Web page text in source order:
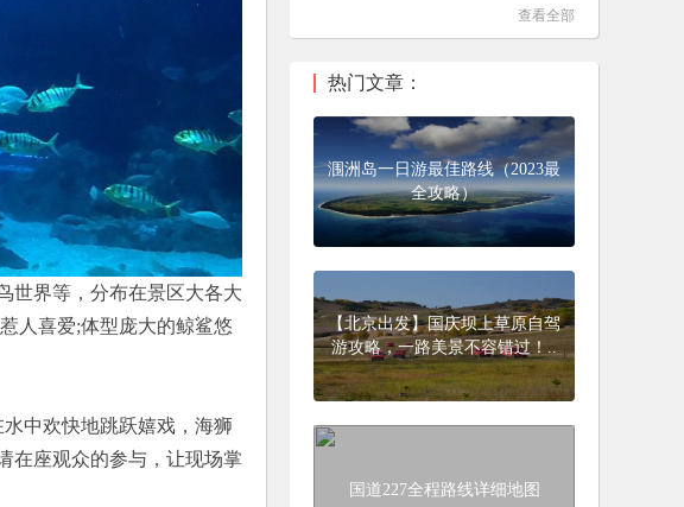
世界等，分布在景区大各大
人喜爱;体型庞大的鲸鲨悠
中欢快地跳跃嬉戏，海狮
在座观众的参与，让现场掌
查看全部
热门文章：
涠洲岛一日游最佳路线（2023最
全攻略）
【北京出发】国庆坝上草原自驾
游攻略，一路美景不容错过！..
国道227全程路线详细地图